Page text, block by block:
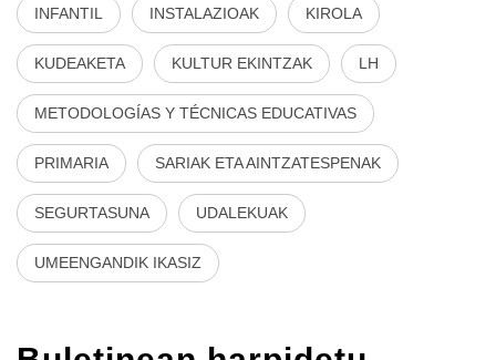
INFANTIL INSTALAZIOAK KIROLA
KUDEAKETA KULTUR EKINTZAK LH
METODOLOGÍAS Y TÉCNICAS EDUCATIVAS
PRIMARIA SARIAK ETA AINTZATESPENAK
SEGURTASUNA UDALEKUAK
UMEENGANDIK IKASIZ